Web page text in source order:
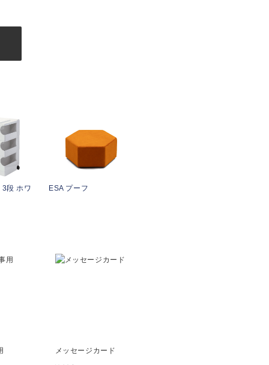
3段 ホワ ESA プーフ
メッセージカード